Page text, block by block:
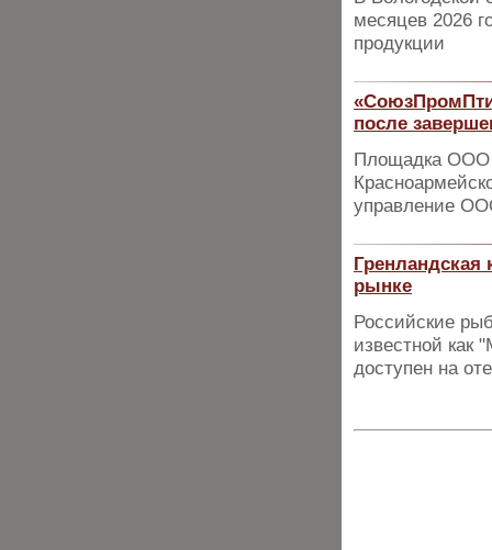
месяцев 2026
продукции
после
Площадка ООО
управление
Гренландская
рынке
Российские
известной как
доступен на